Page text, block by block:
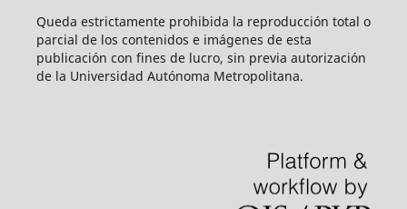
Queda estrictamente prohibida la reproducción total o
parcial de los contenidos e imágenes de esta
publicación con fines de lucro, sin previa autorización
de la Universidad Autónoma Metropolitana.